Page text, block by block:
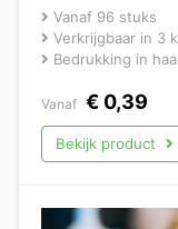
Vanaf 96 stuks
Verkrijgbaar in 3
Bedrukking in
Vanaf € 0,39
Bekijk product